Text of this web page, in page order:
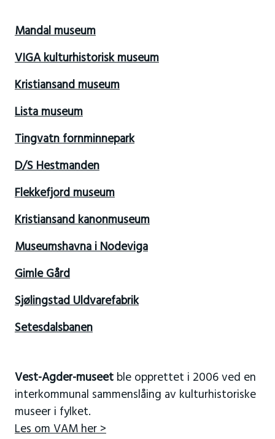
Mandal museum
VIGA kulturhistorisk museum
Kristiansand museum
Lista museum
Tingvatn fornminnepark
D/S Hestmanden
Flekkefjord museum
Kristiansand kanonmuseum
Museumshavna i Nodeviga
Gimle Gård
Sjølingstad Uldvarefabrik
Setesdalsbanen
Vest-Agder-museetble opprettet i 2006 ved en
interkommunal sammenslåing av kulturhistoriske
museer i fylket.
Les om VAM her >